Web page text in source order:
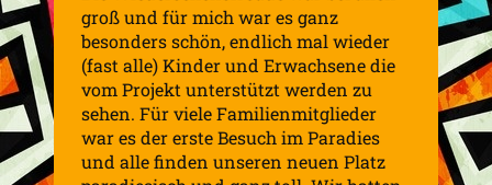
groß und für mich war es ganz
besonders schön, endlich mal wieder
(fast alle) Kinder und Erwachsene die
vom Projekt unterstützt werden zu
sehen. Für viele Familienmitglieder
war es der erste Besuch im Paradies
und alle finden unseren neuen Platz